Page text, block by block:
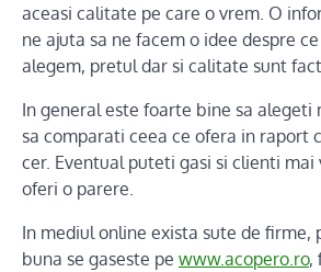
aceasi calitate pe care o vrem. O
ne ajuta sa ne facem o idee despre
alegem, pretul dar si calitate sunt
In general este foarte bine sa alegeti
sa comparati ceea ce ofera in raport
cer. Eventual puteti gasi si clienti mai
oferi o parere.
In mediul online exista sute de firme,
buna se gaseste pe www.acopero.ro,